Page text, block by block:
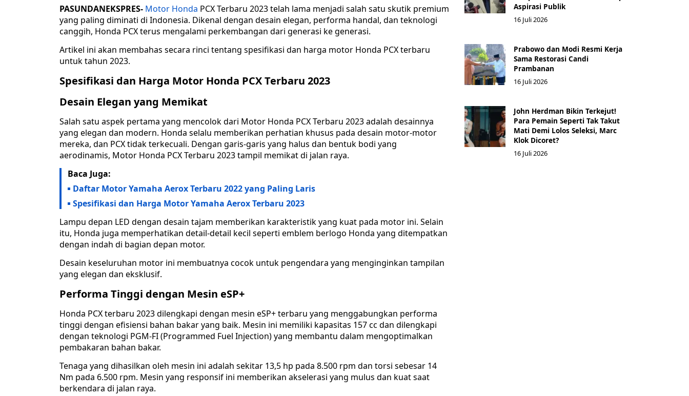
PASUNDANEKSPRES- Motor Honda PCX Terbaru 2023 telah lama menjadi salah satu skutik premium
yang paling diminati di Indonesia. Dikenal dengan desain elegan, performa handal, dan teknologi
canggih, Honda PCX terus mengalami perkembangan dari generasi ke generasi.
Artikel ini akan membahas secara rinci tentang spesifikasi dan harga motor Honda PCX terbaru
untuk tahun 2023.
Spesifikasi dan Harga Motor Honda PCX Terbaru 2023
Desain Elegan yang Memikat
Salah satu aspek pertama yang mencolok dari Motor Honda PCX Terbaru 2023 adalah desainnya
yang elegan dan modern. Honda selalu memberikan perhatian khusus pada desain motor-motor
mereka, dan PCX tidak terkecuali. Dengan garis-garis yang halus dan bentuk bodi yang
aerodinamis, Motor Honda PCX Terbaru 2023 tampil memikat di jalan raya.
Baca Juga:
Daftar Motor Yamaha Aerox Terbaru 2022 yang Paling Laris
Spesifikasi dan Harga Motor Yamaha Aerox Terbaru 2023
Lampu depan LED dengan desain tajam memberikan karakteristik yang kuat pada motor ini. Selain
itu, Honda juga memperhatikan detail-detail kecil seperti emblem berlogo Honda yang ditempatkan
dengan indah di bagian depan motor.
Desain keseluruhan motor ini membuatnya cocok untuk pengendara yang menginginkan tampilan
yang elegan dan eksklusif.
Performa Tinggi dengan Mesin eSP+
Honda PCX terbaru 2023 dilengkapi dengan mesin eSP+ terbaru yang menggabungkan performa
tinggi dengan efisiensi bahan bakar yang baik. Mesin ini memiliki kapasitas 157 cc dan dilengkapi
dengan teknologi PGM-FI (Programmed Fuel Injection) yang membantu dalam mengoptimalkan
pembakaran bahan bakar.
Tenaga yang dihasilkan oleh mesin ini adalah sekitar 13,5 hp pada 8.500 rpm dan torsi sebesar 14
Nm pada 6.500 rpm. Mesin yang responsif ini memberikan akselerasi yang mulus dan kuat saat
berkendara di jalan raya.
Aspirasi Publik
16 Juli 2026
Prabowo dan Modi Resmi Kerja
Sama Restorasi Candi
Prambanan
16 Juli 2026
John Herdman Bikin Terkejut!
Para Pemain Seperti Tak Takut
Mati Demi Lolos Seleksi, Marc
Klok Dicoret?
16 Juli 2026